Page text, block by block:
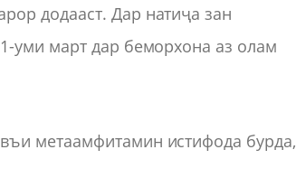
додааст. Дар натиҷа зан
уми март дар беморхона аз олам
метаамфитамин истифода бурда,